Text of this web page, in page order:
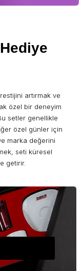
artırmak ve
özel bir deneyim
setler genellikle
özel günler için
marka değerini
seti küresel
getirir.